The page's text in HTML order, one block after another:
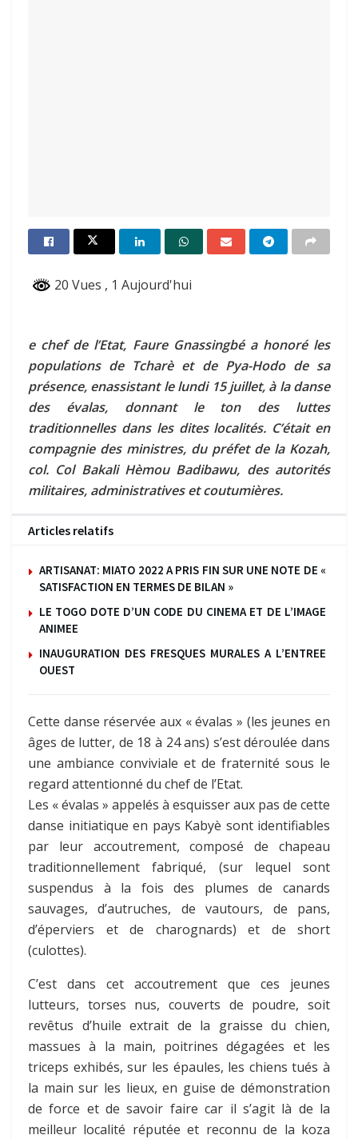
20 Vues , 1 Aujourd'hui
e chef de l’Etat, Faure Gnassingbé a honoré les
populations de Tcharè et de Pya-Hodo de sa
présence, enassistant le lundi 15 juillet, à la danse
des évalas, donnant le ton des luttes
traditionnelles dans les dites localités. C’était en
compagnie des ministres, du préfet de la Kozah,
col. Col Bakali Hèmou Badibawu, des autorités
militaires, administratives et coutumières.
Articles relatifs
ARTISANAT: MIATO 2022 A PRIS FIN SUR UNE NOTE DE «
SATISFACTION EN TERMES DE BILAN »
LE TOGO DOTE D’UN CODE DU CINEMA ET DE L’IMAGE
ANIMEE
INAUGURATION DES FRESQUES MURALES A L’ENTREE
OUEST
Cette danse réservée aux « évalas » (les jeunes en
âges de lutter, de 18 à 24 ans) s’est déroulée dans
une ambiance conviviale et de fraternité sous le
regard attentionné du chef de l’Etat.
Les « évalas » appelés à esquisser aux pas de cette
danse initiatique en pays Kabyè sont identifiables
par leur accoutrement, composé de chapeau
traditionnellement fabriqué, (sur lequel sont
suspendus à la fois des plumes de canards
sauvages, d’autruches, de vautours, de pans,
d’éperviers et de charognards) et de short
(culottes).
C’est dans cet accoutrement que ces jeunes
lutteurs, torses nus, couverts de poudre, soit
revêtus d’huile extrait de la graisse du chien,
massues à la main, poitrines dégagées et les
triceps exhibés, sur les épaules, les chiens tués à
la main sur les lieux, en guise de démonstration
de force et de savoir faire car il s’agit là de la
meilleur localité réputée et reconnu de la koza